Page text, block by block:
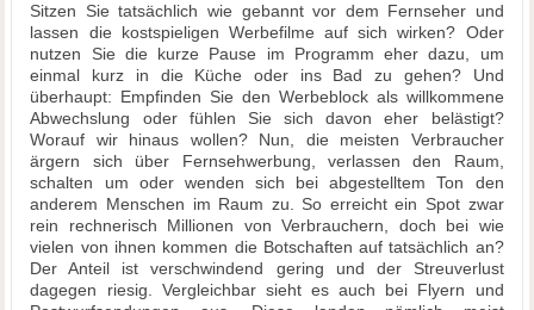
Sitzen Sie tatsächlich wie gebannt vor dem Fernseher und
lassen die kostspieligen Werbefilme auf sich wirken? Oder
nutzen Sie die kurze Pause im Programm eher dazu, um
einmal kurz in die Küche oder ins Bad zu gehen? Und
überhaupt: Empfinden Sie den Werbeblock als willkommene
Abwechslung oder fühlen Sie sich davon eher belästigt?
Worauf wir hinaus wollen? Nun, die meisten Verbraucher
ärgern sich über Fernsehwerbung, verlassen den Raum,
schalten um oder wenden sich bei abgestelltem Ton den
anderem Menschen im Raum zu. So erreicht ein Spot zwar
rein rechnerisch Millionen von Verbrauchern, doch bei wie
vielen von ihnen kommen die Botschaften auf tatsächlich an?
Der Anteil ist verschwindend gering und der Streuverlust
dagegen riesig. Vergleichbar sieht es auch bei Flyern und